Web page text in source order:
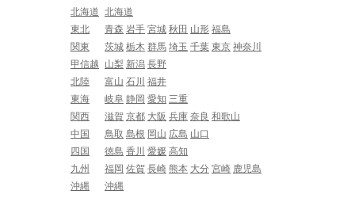
北海道 北海道
東北
青森 岩手 宮城 秋田 山形 福島
関東
茨城 栃木 群馬 埼玉 千葉 東京 神奈川
甲信越
山梨 新潟 長野
北陸
富山 石川 福井
東海
岐阜 静岡 愛知 三重
関西
滋賀 京都 大阪 兵庫 奈良 和歌山
中国
鳥取 島根 岡山 広島 山口
四国
徳島 香川 愛媛 高知
九州
福岡 佐賀 長崎 熊本 大分 宮崎 鹿児島
沖縄
沖縄